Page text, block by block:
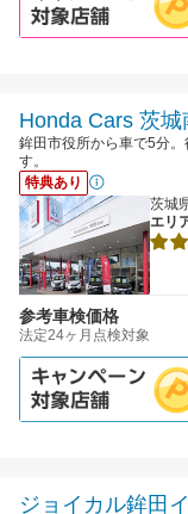
Honda Cars 茨
鉾田市役所から車で5分
す。
特典あり
茨城
エリ
参考車検価格
法定24ヶ月点検対象
ジョイカル鉾田